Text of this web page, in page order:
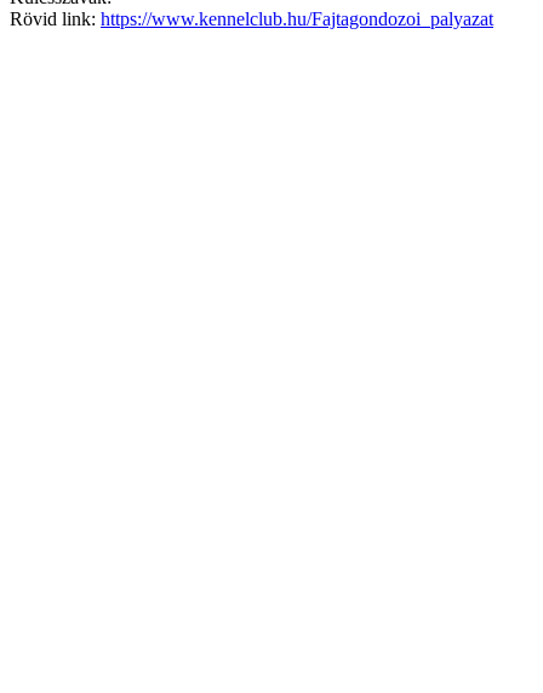
Rövid link: https://www.kennelclub.hu/Fajtagondozoi_palyazat